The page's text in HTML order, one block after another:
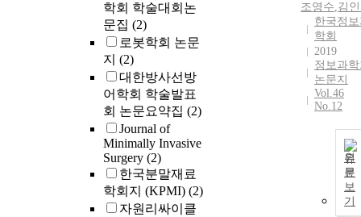
학회 학술대회논
문집 (2)
로봇학회 논문
지 (2)
대한방사선방
어학회 학술발표
회 논문요약집 (2)
Journal of
Minimally Invasive
Surgery (2)
한국분말재료
학회지 (KPMI) (2)
자원리싸이클
조영수,김
한국정
학회
2019
정보과
논문지
Vol.46
No.12
원
문
보
기